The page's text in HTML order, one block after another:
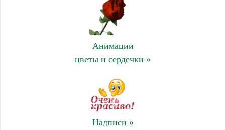
Анимации
цветы и сердечки »
Надписи »